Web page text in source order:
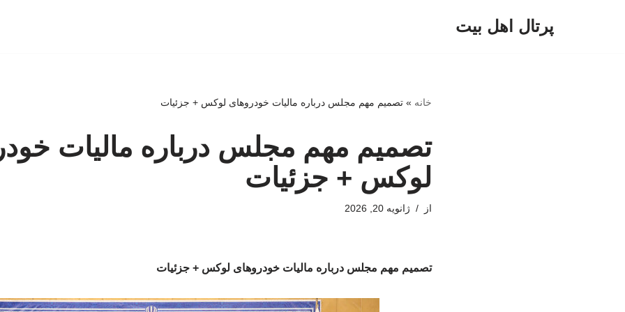
پرتال اهل بیت
خانه »تصمیم مهم مجلس درباره مالیات خودروهای لوکس + جزئیات
تصمیم مهم مجلس درباره مالیات
لوکس + جزئیات
از ژانویه 20, 2026
تصمیم مهم مجلس درباره مالیات خودروهای لوکس + جزئیات